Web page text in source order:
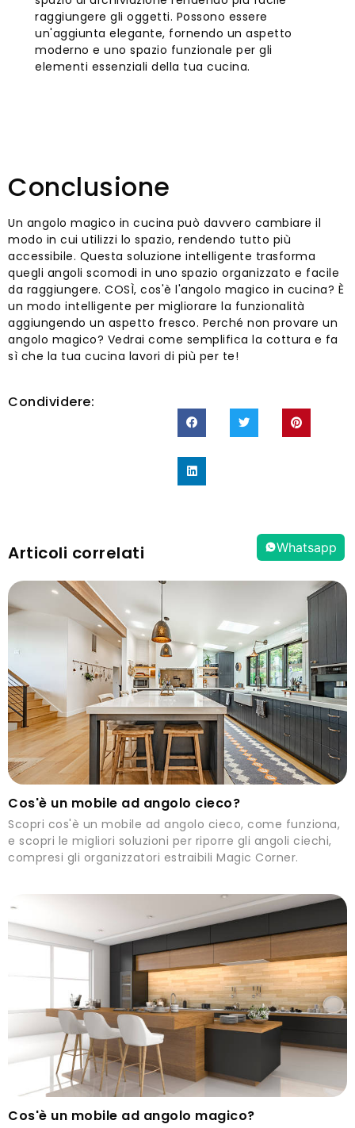
raggiungere gli oggetti. Possono essere
un'aggiunta elegante, fornendo un aspetto
moderno e uno spazio funzionale per gli
elementi essenziali della tua cucina.
Conclusione
Un angolo magico in cucina può davvero cambiare il
modo in cui utilizzi lo spazio, rendendo tutto più
accessibile. Questa soluzione intelligente trasforma
quegli angoli scomodi in uno spazio organizzato e facile
da raggiungere. COSÌ, cos'è l'angolo magico in cucina? È
un modo intelligente per migliorare la funzionalità
aggiungendo un aspetto fresco. Perché non provare un
angolo magico? Vedrai come semplifica la cottura e fa
sì che la tua cucina lavori di più per te!
Condividere:
Articoli correlati
Cos'è un mobile ad angolo cieco?
Scopri cos'è un mobile ad angolo cieco, come funziona,
e scopri le migliori soluzioni per riporre gli angoli ciechi,
compresi gli organizzatori estraibili Magic Corner.
Cos'è un mobile ad angolo magico?
Whatsapp